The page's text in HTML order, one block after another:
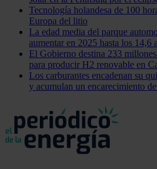
Tecnología holandesa de 100
Europa del litio
La edad media del parque
aumentar en 2025 hasta los 14,6
El Gobierno destina 233
para producir H2 renovable en
Los carburantes encadenan su
y acumulan un encarecimiento